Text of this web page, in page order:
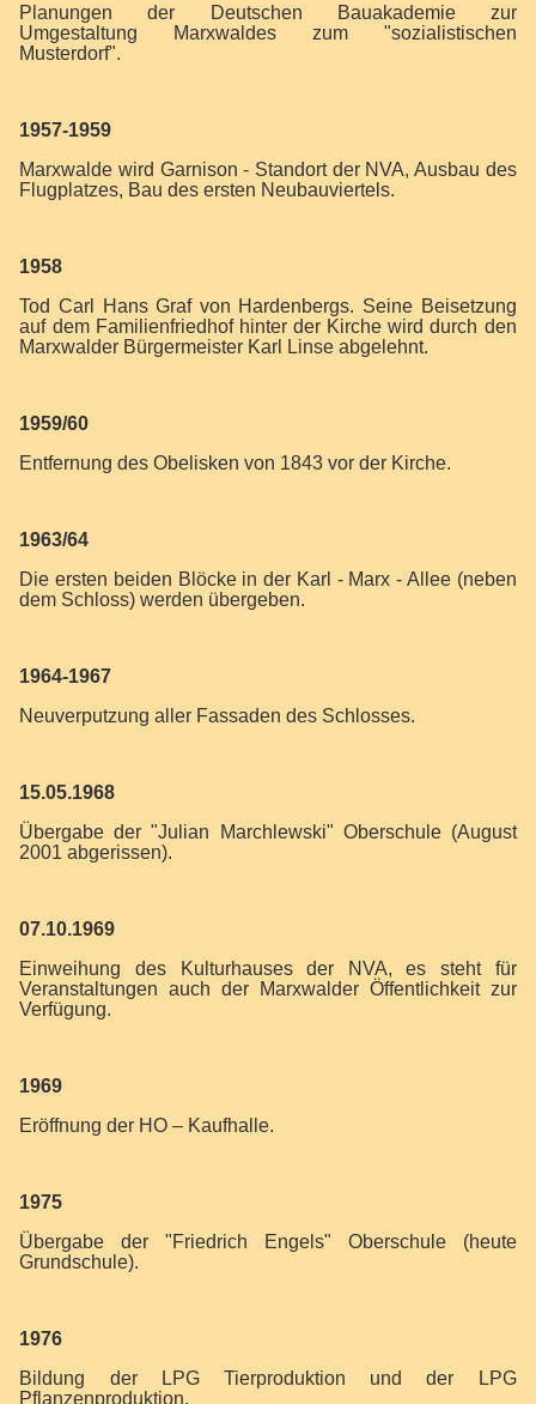
Planungen der Deutschen Bauakademie zur
Umgestaltung Marxwaldes zum "sozialistischen
Musterdorf".
1957-1959
Marxwalde wird Garnison - Standort der NVA, Ausbau des
Flugplatzes, Bau des ersten Neubauviertels.
1958
Tod Carl Hans Graf von Hardenbergs. Seine Beisetzung
auf dem Familienfriedhof hinter der Kirche wird durch den
Marxwalder Bürgermeister Karl Linse abgelehnt.
1959/60
Entfernung des Obelisken von 1843 vor der Kirche.
1963/64
Die ersten beiden Blöcke in der Karl - Marx - Allee (neben
dem Schloss) werden übergeben.
1964-1967
Neuverputzung aller Fassaden des Schlosses.
15.05.1968
Übergabe der "Julian Marchlewski" Oberschule (August
2001 abgerissen).
07.10.1969
Einweihung des Kulturhauses der NVA, es steht für
Veranstaltungen auch der Marxwalder Öffentlichkeit zur
Verfügung.
1969
Eröffnung der HO – Kaufhalle.
1975
Übergabe der "Friedrich Engels" Oberschule (heute
Grundschule).
1976
Bildung der LPG Tierproduktion und der LPG
Pflanzenproduktion.